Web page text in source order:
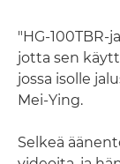
"HG-100TBR-
jotta sen
jossa isolle
Mei-Ying.
Selkeä